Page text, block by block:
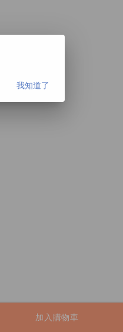
加入購物車
我知道了